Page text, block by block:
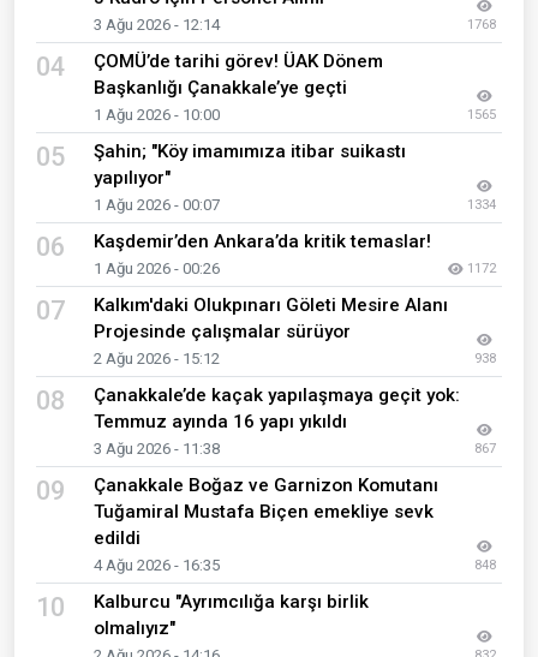
3 Ağu 2026 - 12:14 1768
04
ÇOMÜ’de tarihi görev! ÜAK Dönem
Başkanlığı Çanakkale’ye geçti
1 Ağu 2026 - 10:00 1565
05
Şahin; "Köy imamımıza itibar suikastı
yapılıyor"
1 Ağu 2026 - 00:07 1334
06 Kaşdemir’den Ankara’da kritik temaslar!
1 Ağu 2026 - 00:26 1172
07
Kalkım'daki Olukpınarı Göleti Mesire Alanı
Projesinde çalışmalar sürüyor
2 Ağu 2026 - 15:12 938
08
Çanakkale’de kaçak yapılaşmaya geçit yok:
Temmuz ayında 16 yapı yıkıldı
3 Ağu 2026 - 11:38 867
09
Çanakkale Boğaz ve Garnizon Komutanı
Tuğamiral Mustafa Biçen emekliye sevk
edildi
4 Ağu 2026 - 16:35 848
10
Kalburcu "Ayrımcılığa karşı birlik
olmalıyız"